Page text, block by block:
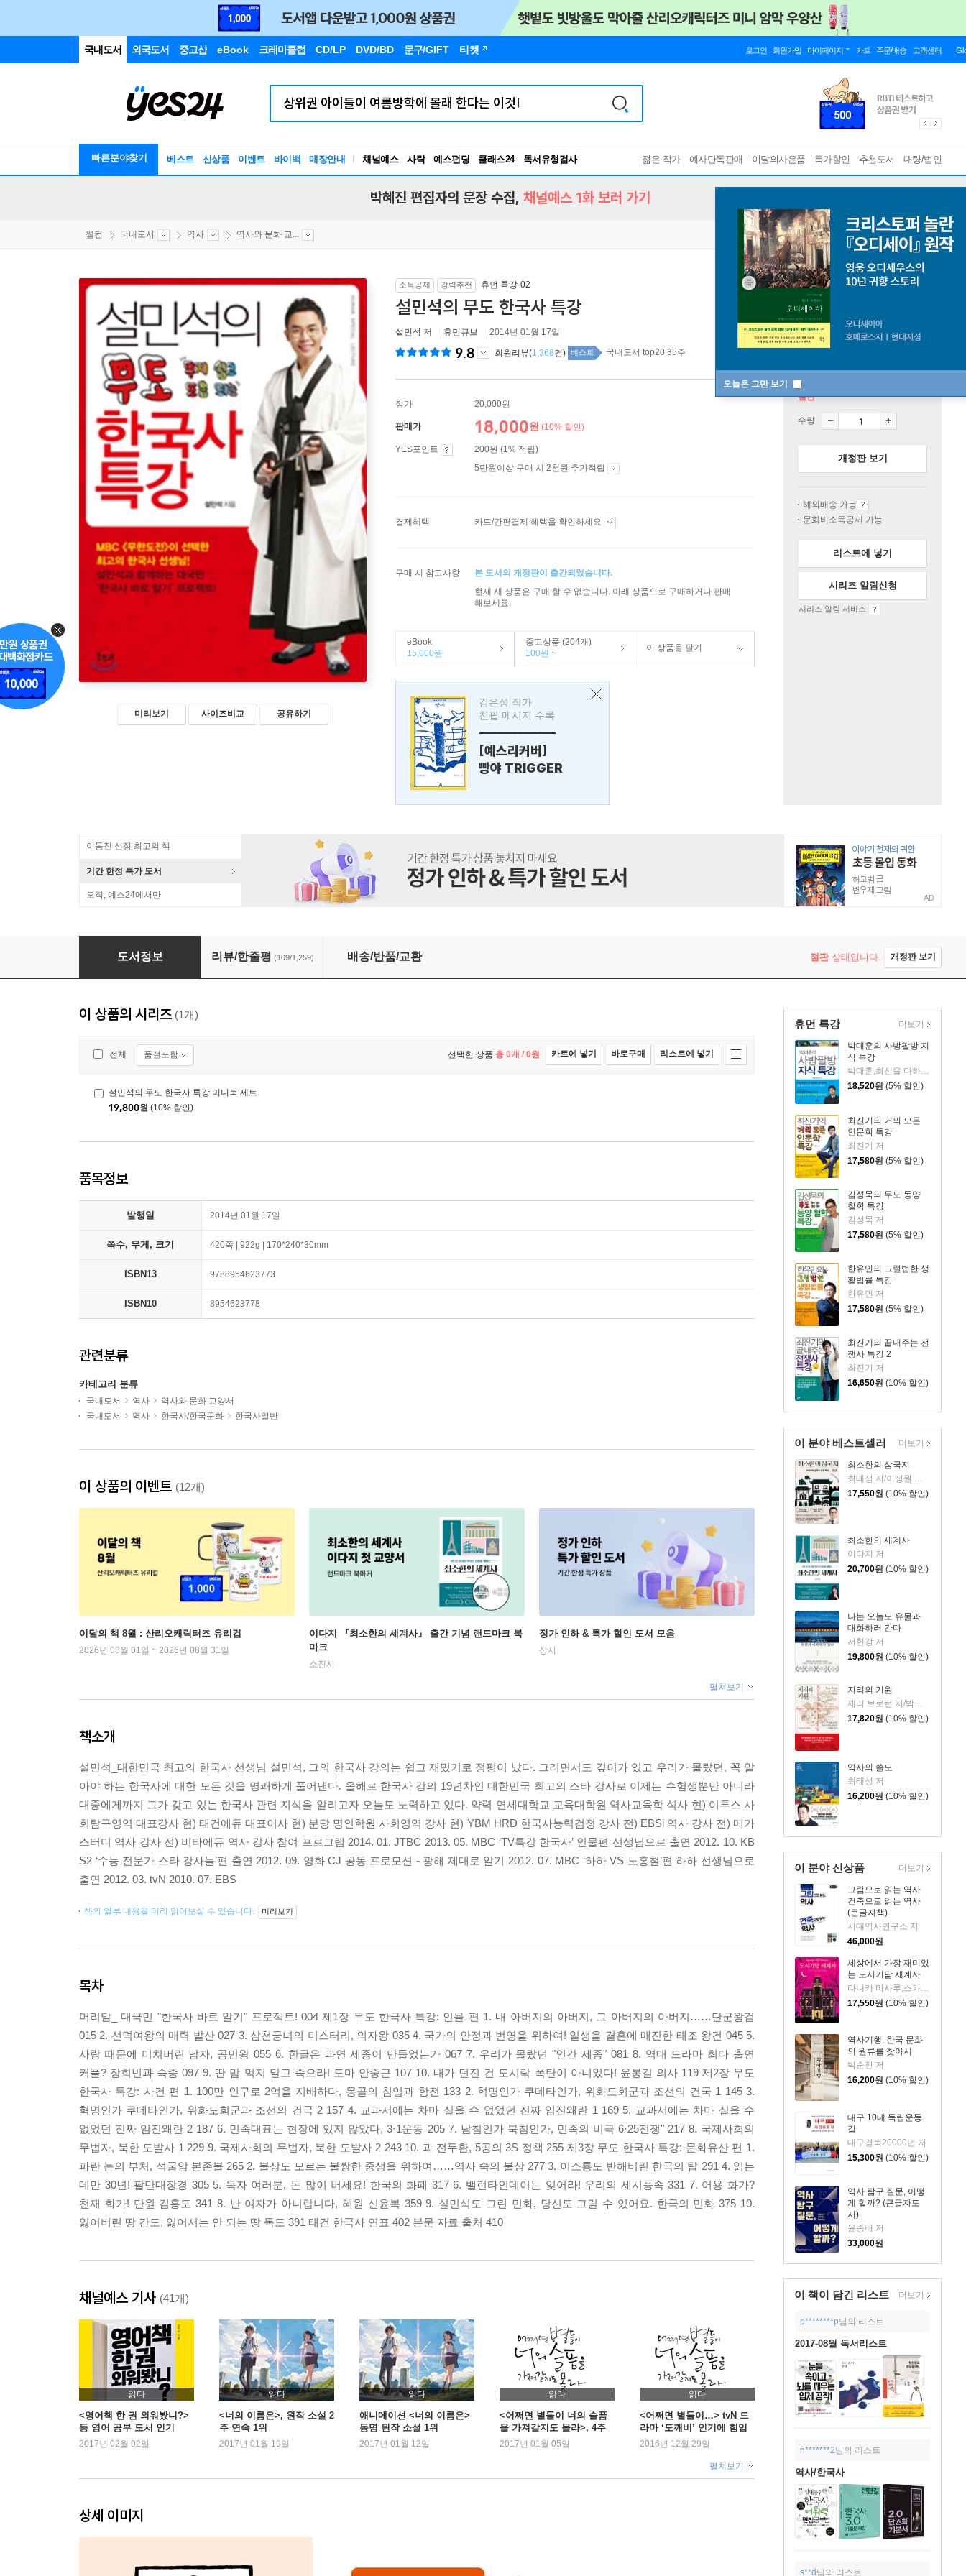
국내도서 외국도서 중고샵 eBook 크레마클럽 CD/LP DVD/BD 문구/GIFT 티켓 로그인 회원가입 마이페이지 카트 주문/배송 고객센터
빠른분야찾기 베스트 신상품 이벤트 바이백 매장안내 채널예스 사락 예스펀딩 클래스24
독서유형검사
RBTI Lab
젊은 작가 예사단독판매 이달의사은품 특가할인 추천도서 대량/법인
오늘은 그만 보기
박혜진 편집자의 문장 수집, 채널예스 1화 보러 가기
웰컴 국내도서 역사 역사와 문화 교...
미리보기 사이즈비교 공유하기
소득공제 강력추천 휴먼 특강-02
설민석의 무도 한국사 특강
설민석 저 휴먼큐브 2014년 01월 17일
9.8 회원리뷰(1,368건) 베스트 국내도서 top20 35주
정가 20,000원
판매가 18,000원 (10% 할인)
YES포인트
200원 (1% 적립)
5만원이상 구매 시 2천원 추가적립
결제혜택 카드/간편결제 혜택을 확인하세요
구매 시 참고사항
본 도서의 개정판이 출간되었습니다.
현재 새 상품은 구매 할 수 없습니다. 아래 상품으로 구매하거나 판매
해보세요.
eBook
15,000원
중고상품 (204개)
100원 ~
이 상품을 팔기
김은성 작가
친필 메시지 수록
---------------
[예스리커버]
빵야 TRIGGER
절판
수량
개정판 보기
해외배송 가능
문화비소득공제 가능
리스트에 넣기
시리즈 알림신청
시리즈 알림 서비스
이동진 선정 최고의 책
기간 한정 특가 도서
오직, 예스24에서만 AD
설민석의 무도 한국사 특강
도서정보 리뷰/한줄평 (109/1,259) 배송/반품/교환 절판상태입니다. 개정판 보기
휴먼 특강
박대훈의 사방팔방 지
식 특강
박대훈,최선을 다하는 지리 선생님 모임 공저
18,520원 (5% 할인)
최진기의 거의 모든
인문학 특강
최진기 저
17,580원 (5% 할인)
김성묵의 무도 동양
철학 특강
김성묵 저
17,580원 (5% 할인)
한유민의 그럴법한 생
활법률 특강
한유민 저
17,580원 (5% 할인)
최진기의 끝내주는 전
쟁사 특강 2
최진기 저
16,650원 (10% 할인)
더보기
이 분야 베스트셀러
최소한의 삼국지
17,550원 (10% 할인)
최소한의 세계사
이다지 저
20,700원 (10% 할인)
나는 오늘도 유물과
대화하러 간다
서헌강 저
19,800원 (10% 할인)
지리의 기원
제리 브로턴 저/박세연 역
17,820원 (10% 할인)
역사의 쓸모
최태성 저
16,200원 (10% 할인)
더보기
이 분야 신상품
그림으로 읽는 역사
건축으로 읽는 역사
(큰글자책)
시대역사연구소 저
46,000원
세상에서 가장 재미있
는 도시기담 세계사
다나카 마사루,스가이 노리코 저/서수지 역
17,550원 (10% 할인)
역사기행, 한국 문화
의 원류를 찾아서
박순진 저
16,200원 (10% 할인)
대구 10대 독립운동
길
대구경북20000년 저
15,300원 (10% 할인)
역사 탐구 질문, 어떻
게 할까? (큰글자도
서)
윤종배 저
33,000원
더보기
이 책이 담긴 리스트 더보기
p********p님의 리스트
2017-08월 독서리스트
n*******2님의 리스트
역사/한국사
s**d 님의 리스트
이 상품의 시리즈 (1개)
전체 품절포함 선택한 상품 총 0개 / 0원 카트에 넣기 바로구매 리스트에 넣기
설민석의 무도 한국사 특강 미니북 세트
19,800원 (10% 할인)
품목정보
발행일 2014년 01월 17일
쪽수, 무게, 크기 420쪽 | 922g | 170*240*30mm
ISBN13 9788954623773
ISBN10 8954623778
관련분류
카테고리 분류
국내도서 역사
역사와 문화 교양서
국내도서
역사 한국사/한국문화 한국사일반
이 상품의 이벤트 (12개)
이달의 책 8월 : 산리오캐릭터즈 유리컵
2026년 08월 01일 ~ 2026년 08월 31일
이다지 『최소한의 세계사』 출간 기념 랜드마크 북
마크
소진시
정가 인하 & 특가 할인 도서 모음
상시
펼쳐보기
책소개
설민석_대한민국 최고의 한국사 선생님 설민석, 그의 한국사 강의는 쉽고 재밌기로 정평이 났다. 그러면서도 깊이가 있고 우리가 몰랐던, 꼭 알
아야 하는 한국사에 대한 모든 것을 명쾌하게 풀어낸다. 올해로 한국사 강의 19년차인 대한민국 최고의 스타 강사로 이제는 수험생뿐만 아니라
대중에게까지 그가 갖고 있는 한국사 관련 지식을 알리고자 오늘도 노력하고 있다. 약력 연세대학교 교육대학원 역사교육학 석사 현) 이투스 사
회탐구영역 대표강사 현) 태건에듀 대표이사 현) 분당 명인학원 사회영역 강사 현) YBM HRD 한국사능력검정 강사 전) EBSi 역사 강사 전) 메가
스터디 역사 강사 전) 비타에듀 역사 강사 참여 프로그램 2014. 01. JTBC 2013. 05. MBC ‘TV특강 한국사’ 인물편 선생님으로 출연 2012. 10. KB
S2 ‘수능 전문가 스타 강사들’편 출연 2012. 09. 영화 CJ 공동 프로모션 - 광해 제대로 알기 2012. 07. MBC ‘하하 VS 노홍철’편 하하 선생님으로
출연 2012. 03. tvN 2010. 07. EBS
책의 일부 내용을 미리 읽어보실 수 있습니다. 미리보기
목차
머리말_ 대국민 "한국사 바로 알기" 프로젝트! 004 제1장 무도 한국사 특강: 인물 편 1. 내 아버지의 아버지, 그 아버지의 아버지……단군왕검
015 2. 선덕여왕의 매력 발산 027 3. 삼천궁녀의 미스터리, 의자왕 035 4. 국가의 안정과 번영을 위하여! 일생을 결혼에 매진한 태조 왕건 045 5.
사랑 때문에 미쳐버린 남자, 공민왕 055 6. 한글은 과연 세종이 만들었는가 067 7. 우리가 몰랐던 "인간 세종" 081 8. 역대 드라마 최다 출연
커플? 장희빈과 숙종 097 9. 딴 맘 먹지 말고 죽으라! 도마 안중근 107 10. 내가 던진 건 도시락 폭탄이 아니었다! 윤봉길 의사 119 제2장 무도
한국사 특강: 사건 편 1. 100만 인구로 2억을 지배하다, 몽골의 침입과 항전 133 2. 혁명인가 쿠데타인가, 위화도회군과 조선의 건국 1 145 3.
혁명인가 쿠데타인가, 위화도회군과 조선의 건국 2 157 4. 교과서에는 차마 실을 수 없었던 진짜 임진왜란 1 169 5. 교과서에는 차마 실을 수
없었던 진짜 임진왜란 2 187 6. 민족대표는 현장에 있지 않았다, 3·1운동 205 7. 남침인가 북침인가, 민족의 비극 6·25전쟁" 217 8. 국제사회의
무법자, 북한 도발사 1 229 9. 국제사회의 무법자, 북한 도발사 2 243 10. 과 전두환, 5공의 3S 정책 255 제3장 무도 한국사 특강: 문화유산 편 1.
파란 눈의 부처, 석굴암 본존불 265 2. 불상도 모르는 불쌍한 중생을 위하여……역사 속의 불상 277 3. 이소룡도 반해버린 한국의 탑 291 4. 읽는
데만 30년! 팔만대장경 305 5. 독자 여러분, 돈 많이 버세요! 한국의 화폐 317 6. 밸런타인데이는 잊어라! 우리의 세시풍속 331 7. 어용 화가?
천재 화가! 단원 김홍도 341 8. 난 여자가 아니랍니다, 혜원 신윤복 359 9. 설민석도 그린 민화, 당신도 그릴 수 있어요. 한국의 민화 375 10.
잃어버린 땅 간도, 잃어서는 안 되는 땅 독도 391 태건 한국사 연표 402 본문 자료 출처 410
채널예스 기사 (41개)
읽다
<영어책 한 권 외워봤니?>
등 영어 공부 도서 인기
2017년 02월 02일
읽다
<너의 이름은>, 원작 소설 2
주 연속 1위
2017년 01월 19일
읽다
애니메이션 <너의 이름은>
동명 원작 소설 1위
2017년 01월 12일
읽다
<어쩌면 별들이 너의 슬픔
을 가져갈지도 몰라>, 4주
연속 1위
2017년 01월 05일
읽다
<어쩌면 별들이…> tvN 드
라마 ‘도깨비’ 인기에 힘입
어 3주 연속 1위
2016년 12월 29일
펼쳐보기
상세 이미지